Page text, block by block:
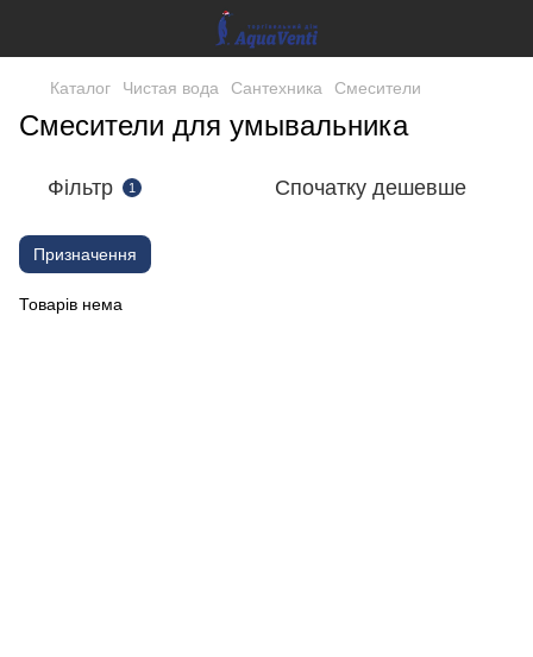
Каталог Чистая вода Сантехника Смесители
Смесители для умывальника
Фільтр 1 Спочатку дешевше
Призначення
Товарів нема